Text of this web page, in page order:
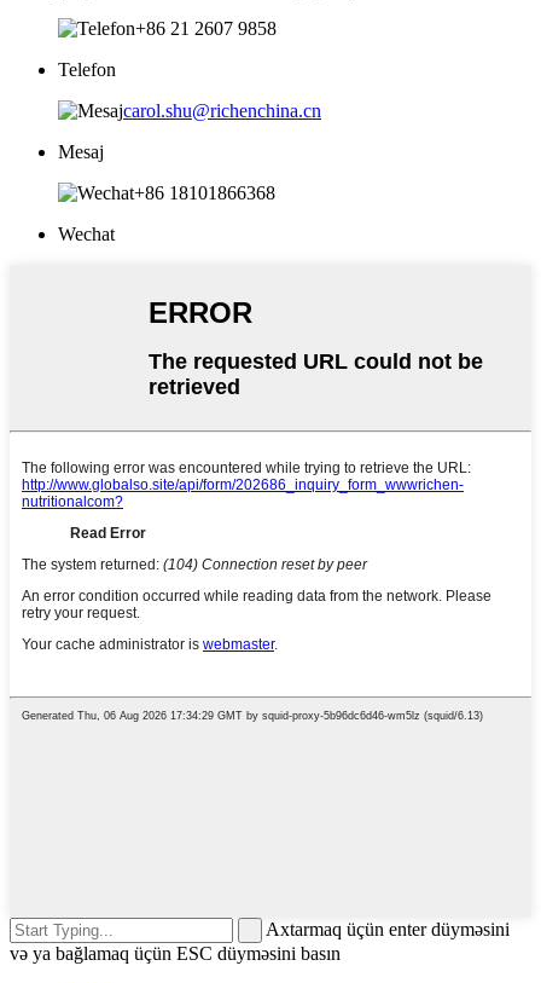
+86 21 2607 9858
Telefon
carol.shu@richenchina.cn
Mesaj
+86 18101866368
Wechat
Axtarmaq üçün enter düyməsini
və ya bağlamaq üçün ESC düyməsini basın